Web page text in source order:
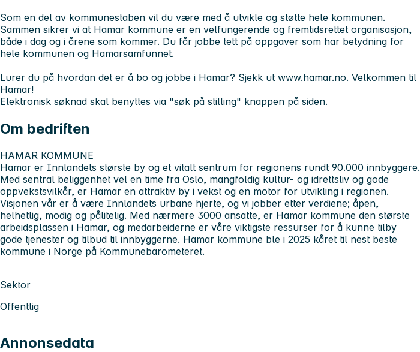
Som en del av kommunestaben vil du være med å utvikle og støtte hele kommunen.
Sammen sikrer vi at Hamar kommune er en velfungerende og fremtidsrettet organisasjon,
både i dag og i årene som kommer. Du får jobbe tett på oppgaver som har betydning for
hele kommunen og Hamarsamfunnet.
Lurer du på hvordan det er å bo og jobbe i Hamar? Sjekk ut www.hamar.no. Velkommen til
Hamar!
Elektronisk søknad skal benyttes via "søk på stilling" knappen på siden.
Om bedriften
HAMAR KOMMUNE
Hamar er Innlandets største by og et vitalt sentrum for regionens rundt 90.000 innbyggere.
Med sentral beliggenhet vel en time fra Oslo, mangfoldig kultur- og idrettsliv og gode
oppvekstsvilkår, er Hamar en attraktiv by i vekst og en motor for utvikling i regionen.
Visjonen vår er å være Innlandets urbane hjerte, og vi jobber etter verdiene; åpen,
helhetlig, modig og pålitelig. Med nærmere 3000 ansatte, er Hamar kommune den største
arbeidsplassen i Hamar, og medarbeiderne er våre viktigste ressurser for å kunne tilby
gode tjenester og tilbud til innbyggerne. Hamar kommune ble i 2025 kåret til nest beste
kommune i Norge på Kommunebarometeret.
Sektor
Offentlig
Annonsedata